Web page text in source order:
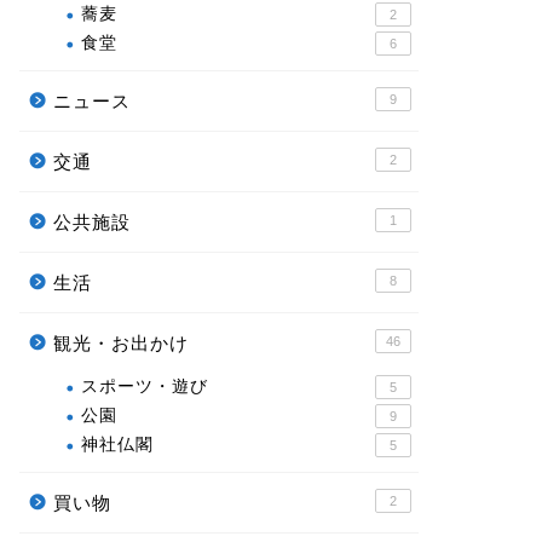
蕎麦 2
食堂 6
ニュース 9
交通 2
公共施設 1
生活 8
観光・お出かけ 46
スポーツ・遊び 5
公園 9
神社仏閣 5
買い物 2